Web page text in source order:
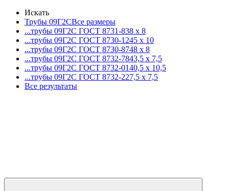
Искать
Трубы 09Г2СВсе размеры
...трубы 09Г2С ГОСТ 8731-838 x 8
...трубы 09Г2С ГОСТ 8730-1245 x 10
...трубы 09Г2С ГОСТ 8730-8748 x 8
...трубы 09Г2С ГОСТ 8732-7843,5 x 7,5
...трубы 09Г2С ГОСТ 8732-0140,5 x 10,5
...трубы 09Г2С ГОСТ 8732-227,5 x 7,5
Все результаты